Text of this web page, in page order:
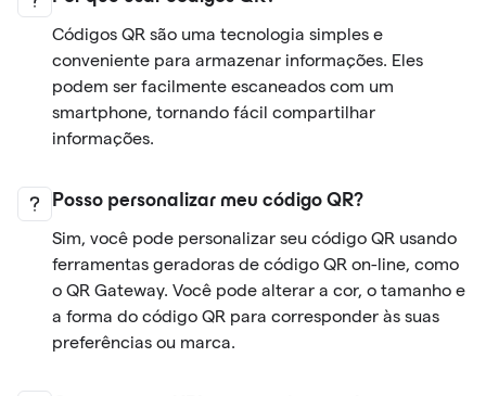
Códigos QR são uma tecnologia simples e
conveniente para armazenar informações. Eles
podem ser facilmente escaneados com um
smartphone, tornando fácil compartilhar
informações.
Posso personalizar meu código QR?
Sim, você pode personalizar seu código QR usando
ferramentas geradoras de código QR on-line, como
o QR Gateway. Você pode alterar a cor, o tamanho e
a forma do código QR para corresponder às suas
preferências ou marca.